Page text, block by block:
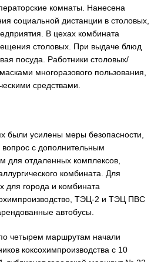
комнаты. Нанесена
социальной дистанции в столовых,
В цехах комбината
столовых. При выдаче блюд
посуда. Работники столовых/
многоразового пользования,
средствами.
были усилены меры безопасности,
с дополнительным
для отдаленных комплексов,
комбината. Для
для города и комбината
ТЭЦ-2 и ТЭЦ ПВС
автобусы.
четырем маршрутам начали
коксохимпроизводства с 10